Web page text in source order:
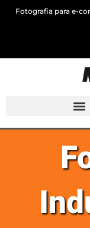
Fotografia para e-